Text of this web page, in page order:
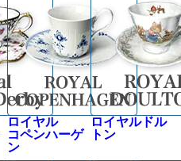
ロイヤル
コペンハーゲ
ン
ロイヤルドル
トン